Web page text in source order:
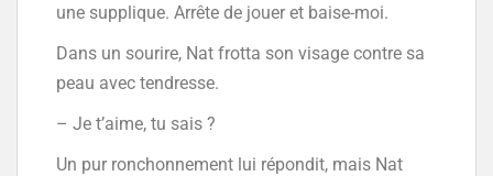
une supplique. Arrête de jouer et baise-moi.
Dans un sourire, Nat frotta son visage contre sa
peau avec tendresse.
– Je t’aime, tu sais ?
Un pur ronchonnement lui répondit, mais Nat